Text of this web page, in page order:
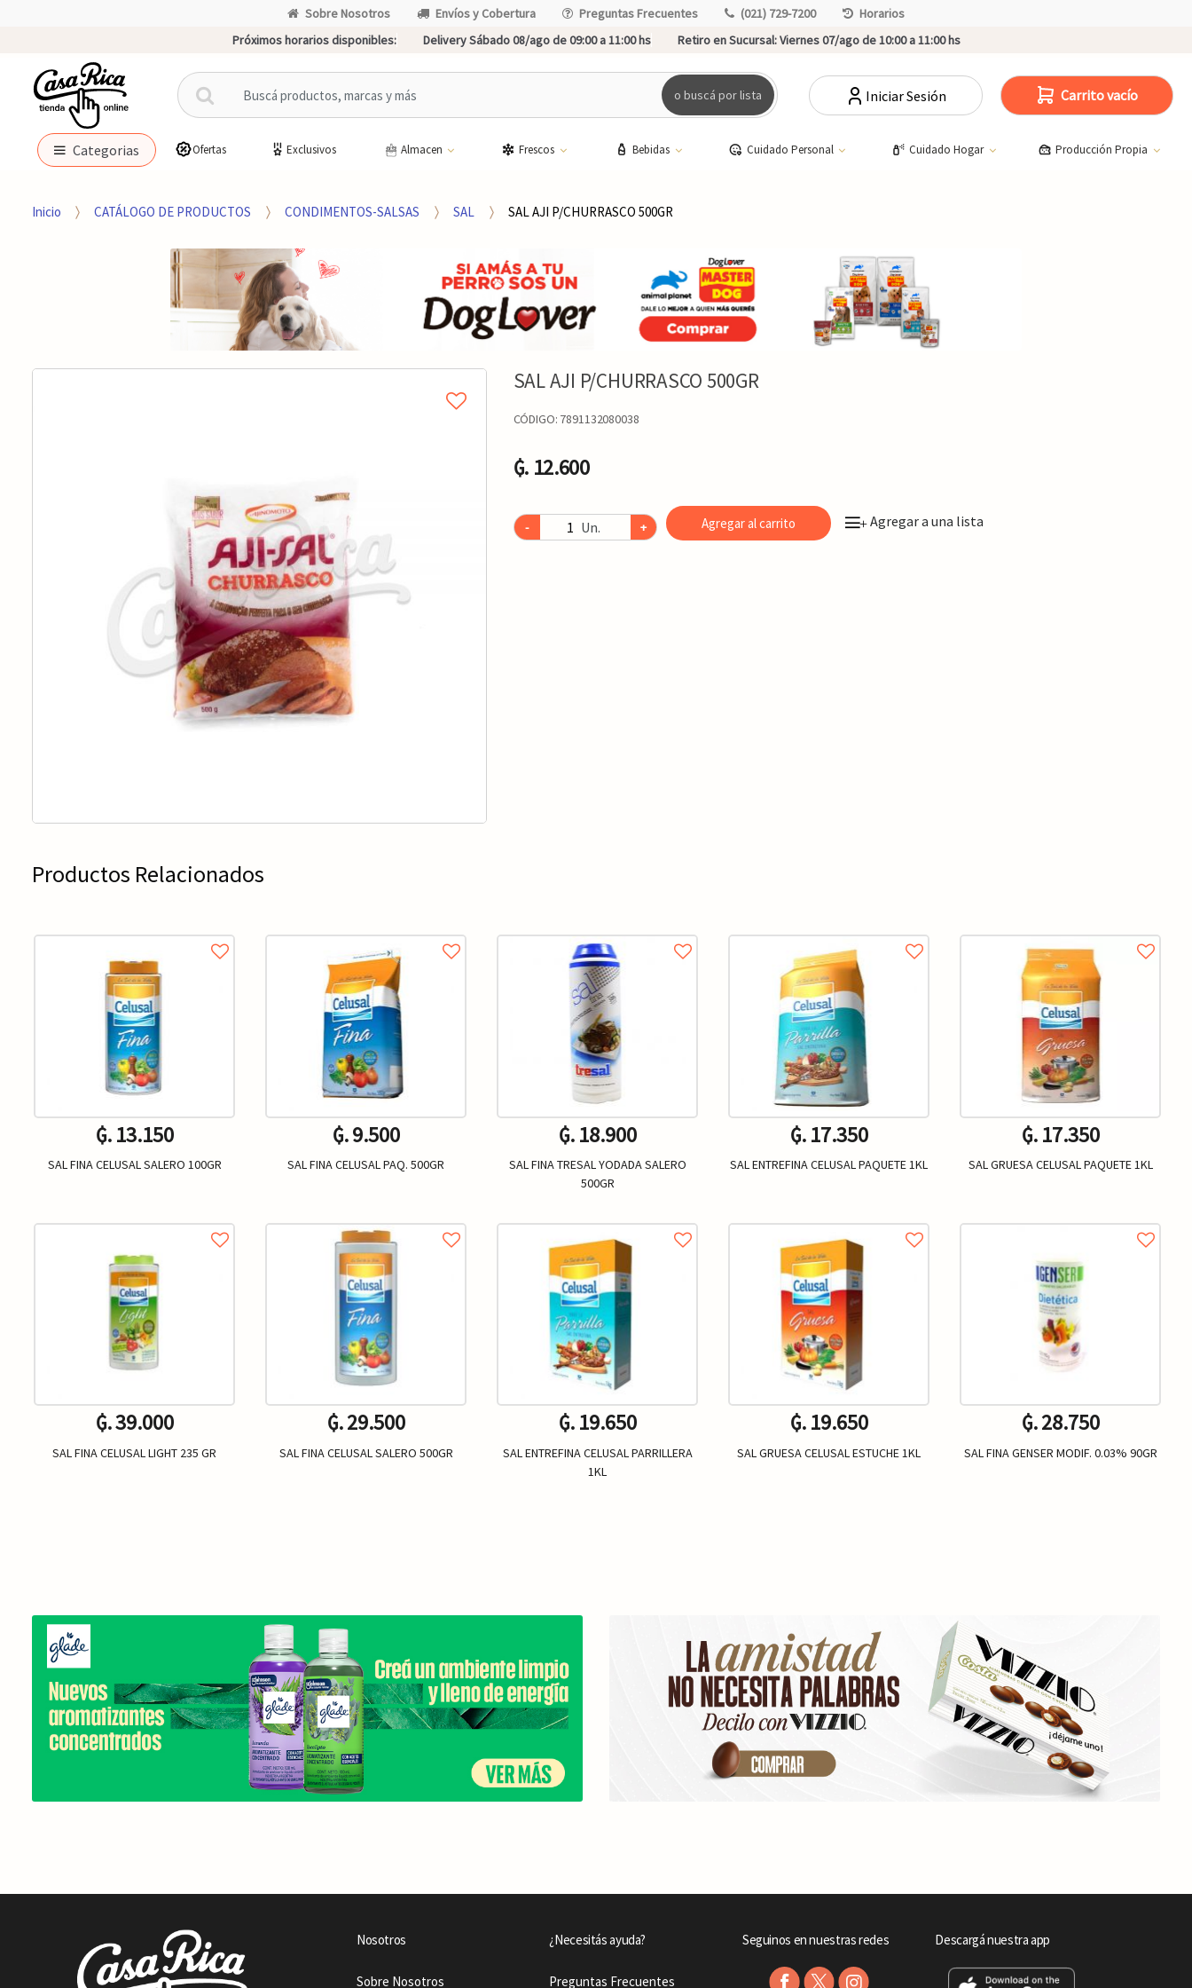
Sobre Nosotros Envíos y Cobertura Preguntas Frecuentes (021) 729-7200
Horarios
Próximos horarios disponibles:
Delivery Sábado 08/ago de 09:00 a 11:00 hs Retiro en Sucursal:Viernes 07/ago de 10:00 a 11:00 hs
B
u
c
p
r
:
o buscá por lista Iniciar Sesión Carrito vacío
Categorias Ofertas Exclusivos Almacen Frescos Bebidas Cuidado Personal Cuidado Hogar Producción Propia
Inicio CATÁLOGO DE PRODUCTOS CONDIMENTOS-SALSAS SAL SAL AJI P/CHURRASCO 500GR
SAL AJI P/CHURRASCO 500GR
CÓDIGO: 7891132080038
₲. 12.600
- Un. + Agregar al carrito +Agregar a una lista
Productos Relacionados
₲. 13.150
SAL FINA CELUSAL SALERO 100GR
₲. 39.000
SAL FINA CELUSAL LIGHT 235 GR
₲. 9.500
SAL FINA CELUSAL PAQ. 500GR
₲. 29.500
SAL FINA CELUSAL SALERO 500GR
₲. 18.900
SAL FINA TRESAL YODADA SALERO
500GR
₲. 19.650
SAL ENTREFINA CELUSAL PARRILLERA
1KL
₲. 17.350
SAL ENTREFINA CELUSAL PAQUETE 1KL
₲. 19.650
SAL GRUESA CELUSAL ESTUCHE 1KL
₲. 17.350
SAL GRUESA CELUSAL PAQUETE 1KL
₲. 28.750
SAL FINA GENSER MODIF. 0.03% 90GR
Nosotros
Sobre Nosotros
¿Necesitás ayuda?
Preguntas Frecuentes
Seguinos en nuestras redes Descargá nuestra app